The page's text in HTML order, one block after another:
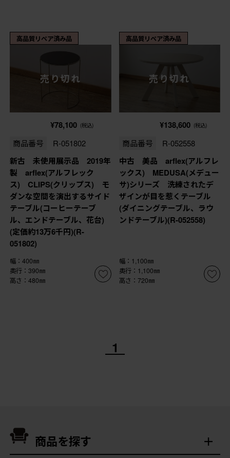
高品質リペア済み品
売り切れ
¥78,100 (税込)
商品番号 R-051802
新古 未使用展示品 2019年
製 arflex(アルフレック
ス) CLIPS(クリップス) モ
ダンな空間を演出するサイド
テーブル(コーヒーテーブ
ル、エンドテーブル、花台)
(定価約13万6千円)(R-
051802)
幅：400㎜
奥行：390㎜
高さ：480㎜
高品質リペア済み品
売り切れ
¥138,600 (税込)
商品番号 R-052558
中古 美品 arflex(アルフレ
ックス) MEDUSA(メデュー
サ)シリーズ 洗練されたデ
ザインが目を惹くテーブル
(ダイニングテーブル、ラウ
ンドテーブル)(R-052558)
幅：1,100㎜
奥行：1,100㎜
高さ：720㎜
1
商品を探す